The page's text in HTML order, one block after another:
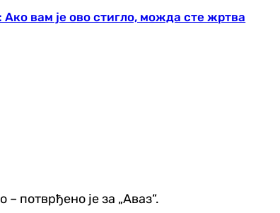
вам је ово стигло, можда сте жртва
потврђено је за „Аваз“.